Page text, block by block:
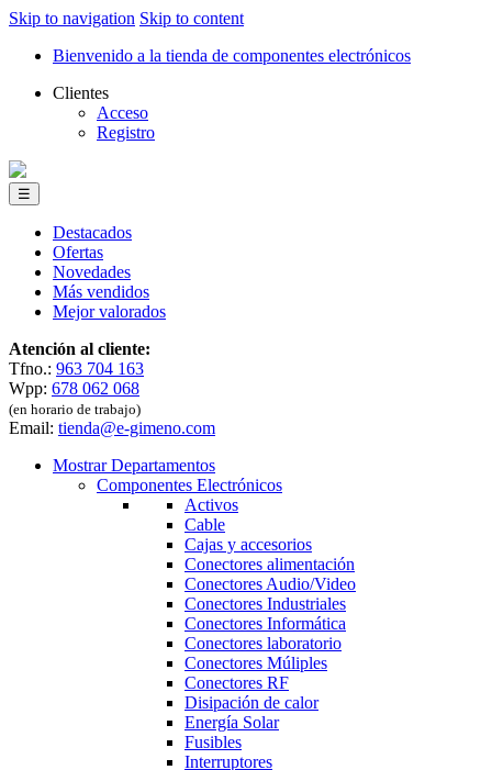
Skip to navigation Skip to content
Bienvenido a la tienda de componentes electrónicos
Clientes
Acceso
Registro
☰
Destacados
Ofertas
Novedades
Más vendidos
Mejor valorados
Atención al cliente:
Tfno.: 963 704 163
Wpp: 678 062 068
(en horario de trabajo)
Email: tienda@e-gimeno.com
Mostrar Departamentos
Componentes Electrónicos
Activos
Cable
Cajas y accesorios
Conectores alimentación
Conectores Audio/Video
Conectores Industriales
Conectores Informática
Conectores laboratorio
Conectores Múliples
Conectores RF
Disipación de calor
Energía Solar
Fusibles
Interruptores